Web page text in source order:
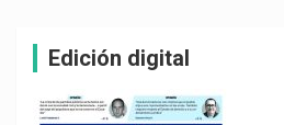
Edición digital